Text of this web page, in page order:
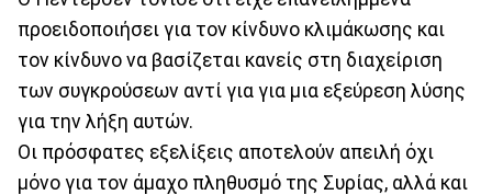
προειδοποιήσει για τον κίνδυνο κλιμάκωσης και
τον κίνδυνο να βασίζεται κανείς στη διαχείριση
των συγκρούσεων αντί για για μια εξεύρεση λύσης
για την λήξη αυτών.
Οι πρόσφατες εξελίξεις αποτελούν απειλή όχι
μόνο για τον άμαχο πληθυσμό της Συρίας, αλλά και